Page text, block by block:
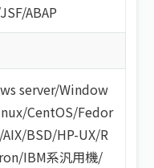
JSF/ABAP
server/Window
/CentOS/Fedor
AIX/BSD/HP-UX/R
/IBM系汎用機/